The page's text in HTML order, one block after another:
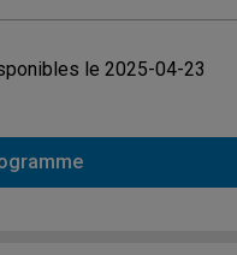
le 2025-04-23